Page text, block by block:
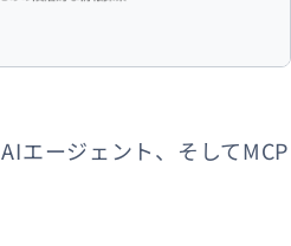
エージェント、そしてMCP